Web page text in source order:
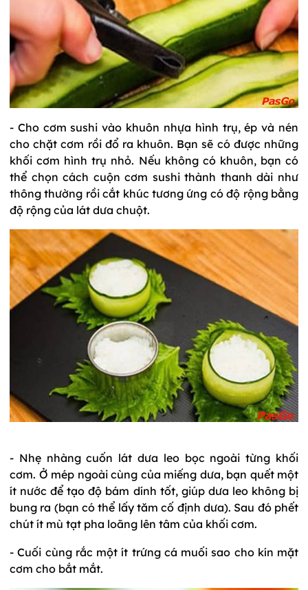
- Cho cơm sushi vào khuôn nhựa hình trụ, ép và nén
cho chặt cơm rồi đổ ra khuôn. Bạn sẽ có được những
khối cơm hình trụ nhỏ. Nếu không có khuôn, bạn có
thể chọn cách cuộn cơm sushi thành thanh dài như
thông thường rồi cắt khúc tương ứng có độ rộng bằng
độ rộng của lát dưa chuột.
- Nhẹ nhàng cuốn lát dưa leo bọc ngoài từng khối
cơm. Ở mép ngoài cùng của miếng dưa, bạn quết một
ít nước để tạo độ bám dính tốt, giúp dưa leo không bị
bung ra (bạn có thể lấy tăm cố định dưa). Sau đó phết
chút ít mù tạt pha loãng lên tâm của khối cơm.
- Cuối cùng rắc một ít trứng cá muối sao cho kín mặt
cơm cho bắt mắt.